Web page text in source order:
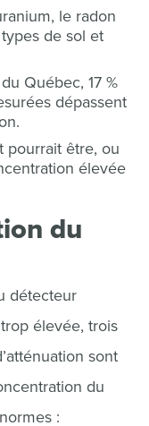
le radon
de sol et
Québec, 17 %
dépassent
pourrait être, ou
élevée
du
détecteur
élevée, trois
sont
du
: